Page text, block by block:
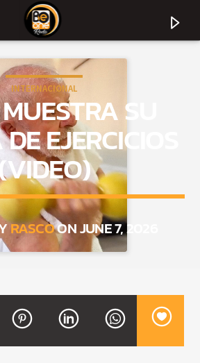
INTERNACIONAL
SU
EJERCICIOS
RASCOON JUNE 7, 2026